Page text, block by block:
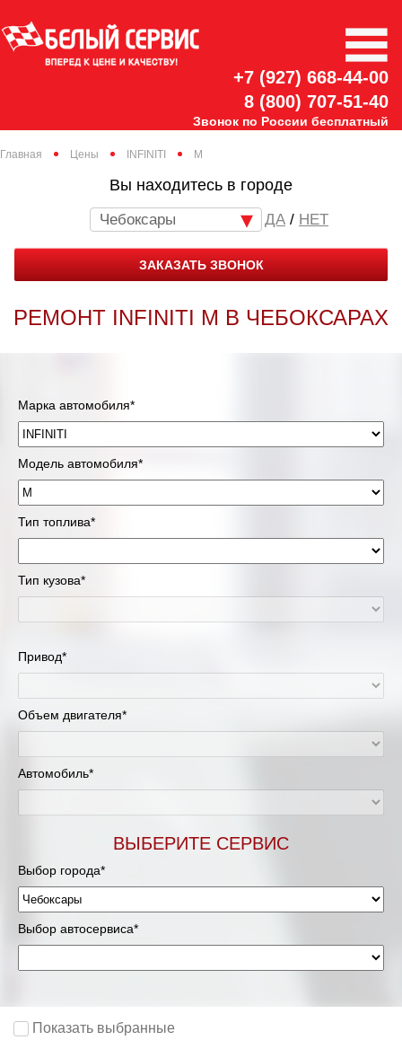
+7 (927) 668-44-00
8 (800) 707-51-40
Звонок по России бесплатный
Главная Цены INFINITI M
Вы находитесь в городе
Чебоксары / НЕТ
ЗАКАЗАТЬ ЗВОНОК
РЕМОНТ INFINITI M В ЧЕБОКСАРАХ
Марка автомобиля*
Модель автомобиля*
Тип топлива*
Тип кузова*
Привод*
Объем двигателя*
Автомобиль*
ВЫБЕРИТЕ СЕРВИС
Выбор города*
Выбор автосервиса*
Показать выбранные